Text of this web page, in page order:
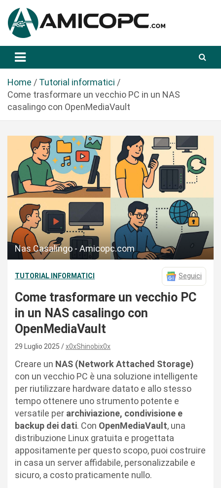
a
Amicopc.com
Home
Tutorial informatici
Come trasformare un vecchio PC in un NAS
casalingo con OpenMediaVault
Nas Casalingo - Amicopc.com
TUTORIAL INFORMATICI Seguici
Come trasformare un vecchio PC
in un NAS casalingo con
OpenMediaVault
29 Luglio 2025 x0xShinobix0x
Creare un NAS (Network Attached Storage)
con un vecchio PC è una soluzione intelligente
per riutilizzare hardware datato e allo stesso
tempo ottenere uno strumento potente e
versatile per archiviazione, condivisione e
backup dei dati. Con OpenMediaVault, una
distribuzione Linux gratuita e progettata
appositamente per questo scopo, puoi costruire
in casa un server affidabile, personalizzabile e
sicuro, a costo praticamente nullo.